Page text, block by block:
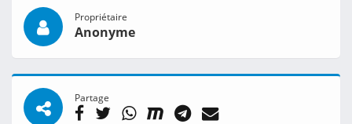
Propriétaire
Anonyme
Partage